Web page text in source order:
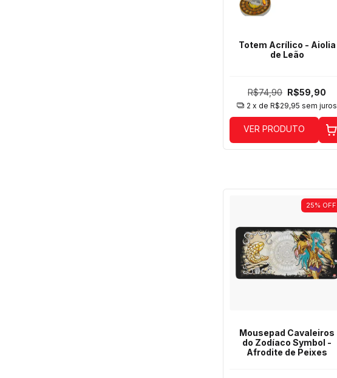
Totem Acrílico - Aiolia
de Leão
R$74,90 R$59,90
2 x deR$29,95 sem juros
VER PRODUTO
25% OFF
Mousepad Cavaleiros
do Zodíaco Symbol -
Afrodite de Peixes